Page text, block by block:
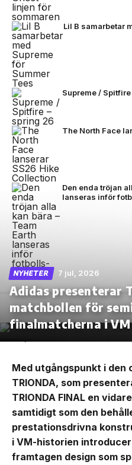
Lil B samarbetar
Supreme /
The North Face
Den enda tröjan
lanseras inför
NYHETER 7 jul, 2026
Adidas presenterar
matchbollen för
finalmatcherna i VM
Med utgångspunkt i den
TRIONDA, som
TRIONDA FINAL en
samtidigt som den
prestationsdrivna
i VM-historien
framtagen design som